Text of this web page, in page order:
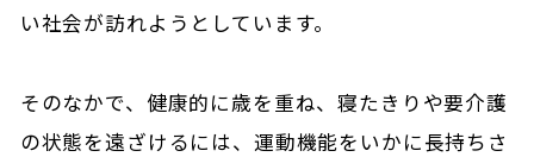
い社会が訪れようとしています。
そのなかで、健康的に歳を重ね、寝たきりや要介護
の状態を遠ざけるには、運動機能をいかに長持ちさ